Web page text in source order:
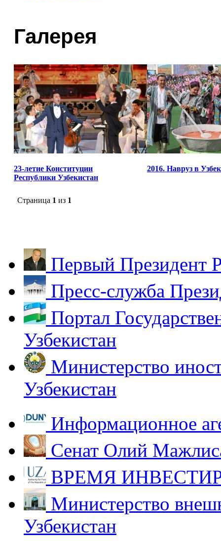
Галерея
23-летие Конституции
Республики Узбекистан
2016. Навруз в
Страница 1 из 1
Первый Президент
Пресс-служба
Портал
Узбекистан
Министерство
Узбекистан
Информационное
Сенат Олий
ВРЕМЯ
Министерство
Узбекистан